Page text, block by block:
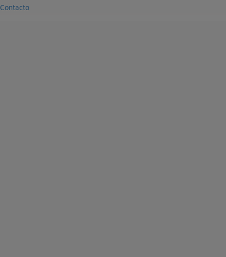
Contacto